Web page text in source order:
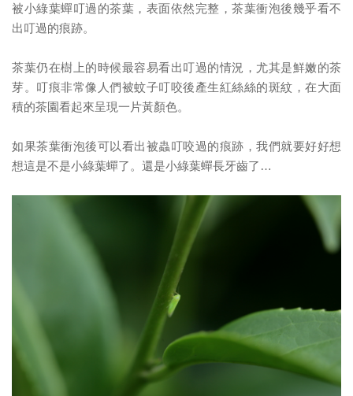
被小綠葉蟬叮過的茶葉，表面依然完整，茶葉衝泡後幾乎看不
出叮過的痕跡。
茶葉仍在樹上的時候最容易看出叮過的情況，尤其是鮮嫩的茶
芽。叮痕非常像人們被蚊子叮咬後產生紅絲絲的斑紋，在大面
積的茶園看起來呈現一片黃顏色。
如果茶葉衝泡後可以看出被蟲叮咬過的痕跡，我們就要好好想
想這是不是小綠葉蟬了。還是小綠葉蟬長牙齒了…